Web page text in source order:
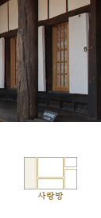
사랑방